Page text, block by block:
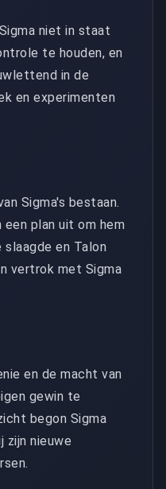
niet in staat
te houden, en
in de
en experimenten
Sigma's bestaan.
plan uit om hem
en Talon
vertrok met Sigma
en de macht van
gewin te
begon Sigma
zijn nieuwe